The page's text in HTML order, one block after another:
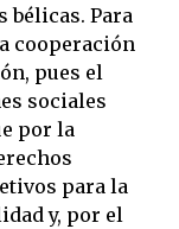
bélicas. Para
cooperación
pues el
sociales
por la
para la
y, por el